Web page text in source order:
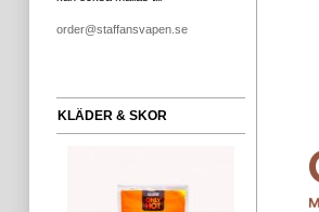
order@staffansvapen.se
KLÄDER & SKOR